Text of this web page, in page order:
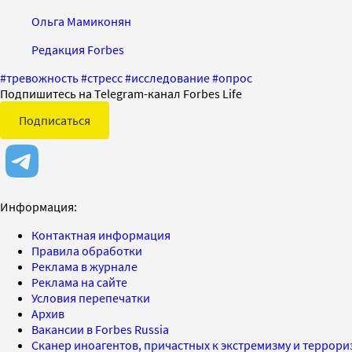
Ольга Мамиконян
Редакция Forbes
#тревожность#стресс#исследование#опрос
Подпишитесь на Telegram-канал Forbes Life
Подписаться
Информация:
Контактная информация
Правила обработки
Реклама в журнале
Реклама на сайте
Условия перепечатки
Архив
Вакансии в Forbes Russia
Сканер иноагентов, причастных к экстремизму и